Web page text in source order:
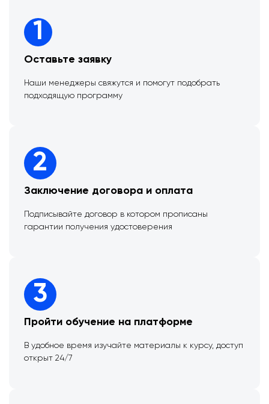
1
Оставьте заявку
Наши менеджеры свяжутся и помогут подобрать
подходящую программу
2
Заключение договора и оплата
Подписывайте договор в котором прописаны
гарантии получения удостоверения
3
Пройти обучение на платформе
В удобное время изучайте материалы к курсу, доступ
открыт 24/7